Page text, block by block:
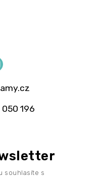
196
souhlasíte s